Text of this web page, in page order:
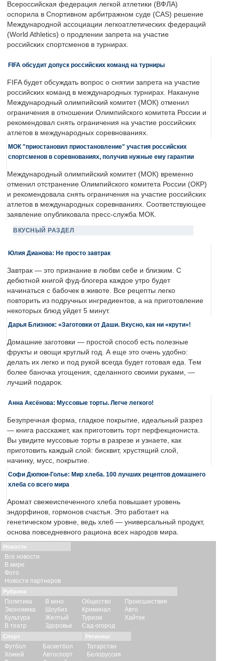
Всероссийская федерация легкой атлетики (ВФЛА)
оспорила в Спортивном арбитражном суде (CAS) решение
Международной ассоциации легкоатлетических федераций
(World Athletics) о продлении запрета на участие
российских спортсменов в турнирах.
FIFA обсудит допуск российских команд на турниры
FIFA будет обсуждать вопрос о снятии запрета на участие
российских команд в международных турнирах. Накануне
Международный олимпийский комитет (МОК) отменил
ограничения в отношении Олимпийского комитета России и
рекомендовал снять ограничения на участие российских
атлетов в международных соревнованиях.
МОК "приостановил приостановление" участия российских
спортсменов в соревнованиях, получив нужные ему гарантии
Международный олимпийский комитет (МОК) временно
отменил отстранение Олимпийского комитета России (ОКР)
и рекомендовала снять ограничения на участие российских
атлетов в международных соревнваниях. Соответствующее
заявление опубликовала пресс-служба МОК.
ВКУСНЫЙ РАЗДЕЛ
Юлия Дианова: Не просто завтрак
Завтрак — это признание в любви себе и близким. С
дебютной книгой фуд-блогера каждое утро будет
начинаться с бабочек в животе. Все рецепты легко
повторить из подручных ингредиентов, а на приготовление
некоторых блюд уйдет 5 минут.
Дарья Близнюк: «Заготовки от Даши. Вкусно, как ни «крути»!
Домашние заготовки — простой способ есть полезные
фрукты и овощи круглый год. А еще это очень удобно:
делать их легко и под рукой всегда будет готовая еда. Тем
более баночка угощения, сделанного своими руками, —
лучший подарок.
Анна Аксёнова: Муссовые торты. Легче легкого!
Безупречная форма, гладкое покрытие, идеальный разрез
— книга расскажет, как приготовить торт перфекциониста.
Вы увидите муссовые торты в разрезе и узнаете, как
приготовить каждый слой: бисквит, хрустящий слой,
начинку, мусс, покрытие.
Софи Дюпюи-Голье: Мир хлеба. 100 лучших рецептов домашнего
хлеба со всего мира
Аромат свежеиспеченного хлеба повышает уровень
эндорфинов, гормонов счастья. Это работает на
генетическом уровне, ведь хлеб — универсальный продукт,
основа повседневного рациона всех народов мира.
Новости
Все новости
В мире
Фото
Новости партнеров
Рубрики
Политика
Экономика
Культура
В театр
В кино
Шоубиз
Желтый
Здоровье
Общество
Криминал
Туризм
Сад-огород
Происшествия
Авто
Хайтек
Спорт
Футбол
Хоккей
Баскетбол
Автоспорт
Регионы
Татарстан
Белоруссия